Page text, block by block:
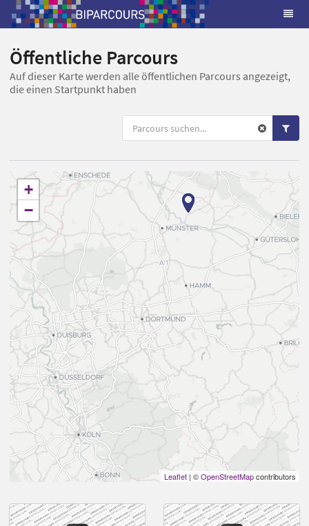
Öffentliche Parcours
Auf dieser Karte werden alle öffentlichen Parcours angezeigt,
die einen Startpunkt haben
+
−
Leaflet | ©OpenStreetMapcontributors